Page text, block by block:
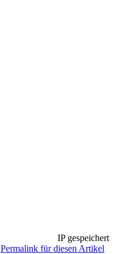
IP gespeichert
Permalink für diesen Artikel